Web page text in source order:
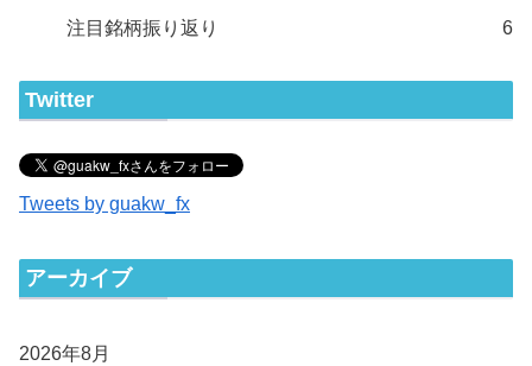
注目銘柄振り返り 6
Twitter
Tweets by guakw_fx
アーカイブ
2026年8月